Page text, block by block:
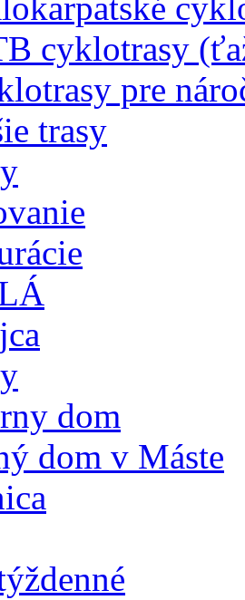
cyklotrasy
pre
trasy
dom
dom v Máste